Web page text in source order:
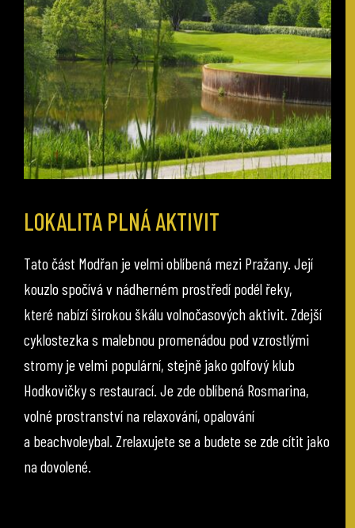
LOKALITA PLNÁ AKTIVIT
Tato část Modřan je velmi oblíbená mezi Pražany. Její
kouzlo spočívá v nádherném prostředí podél řeky,
které nabízí širokou škálu volnočasových aktivit. Zdejší
cyklostezka s malebnou promenádou pod vzrostlými
stromy je velmi populární, stejně jako golfový klub
Hodkovičky s restaurací. Je zde oblíbená Rosmarina,
volné prostranství na relaxování, opalování
a beachvoleybal. Zrelaxujete se a budete se zde cítit jako
na dovolené.